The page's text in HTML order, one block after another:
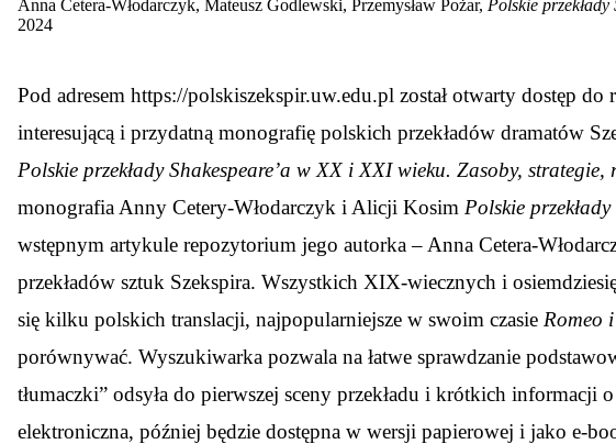
Anna Cetera-Włodarczyk, Mateusz Godlewski, Przemysław Pożar, Polskie
2024
Pod adresem https://polskiszekspir.uw.edu.pl został otwarty dostęp
interesującą i przydatną monografię polskich przekładów dramatów
Polskie przekłady Shakespeare’a w XX i XXI wieku. Zasoby, strategie,
monografia Anny Cetery-Włodarczyk i Alicji Kosim Polskie
wstępnym artykule repozytorium jego autorka – Anna Cetera-
przekładów sztuk Szekspira. Wszystkich XIX-wiecznych i
się kilku polskich translacji, najpopularniejsze w swoim czasie Romeo
porównywać. Wyszukiwarka pozwala na łatwe sprawdzanie
tłumaczki” odsyła do pierwszej sceny przekładu i krótkich informacji
elektroniczna, później będzie dostępna w wersji papierowej i jako e-